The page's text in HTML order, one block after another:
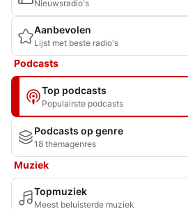
Nieuwsradio's
Aanbevolen
Lijst met beste radio's
Podcasts
Top podcasts
Populairste podcasts
Podcasts op genre
18 themagenres
Muziek
Topmuziek
Meest beluisterde muziek